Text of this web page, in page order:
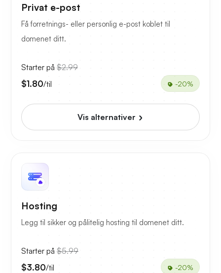
Privat e-post
Få forretnings- eller personlig e-post koblet til
domenet ditt.
Starter på $2.99
$1.80/til -20%
Vis alternativer
Hosting
Legg til sikker og pålitelig hosting til domenet ditt.
Starter på $5.99
$3.80/til -20%